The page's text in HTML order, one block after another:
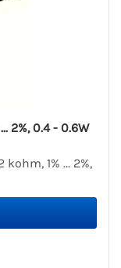
... 2%, 0.4 - 0.6W
1% ... 2%,